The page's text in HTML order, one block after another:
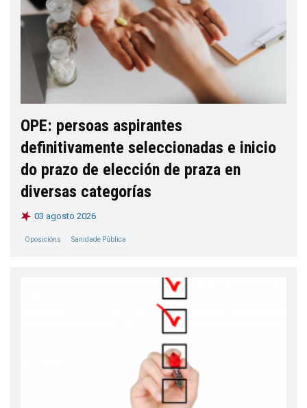
OPE: persoas aspirantes
definitivamente seleccionadas e inicio
do prazo de elección de praza en
diversas categorías
03 agosto 2026
Oposicións Sanidade Pública